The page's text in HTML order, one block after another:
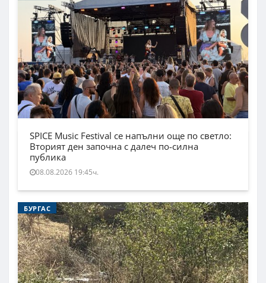
SPICE Music Festival се напълни още по светло:
Вторият ден започна с далеч по-силна
публика
08.08.2026 19:45ч.
БУРГАС